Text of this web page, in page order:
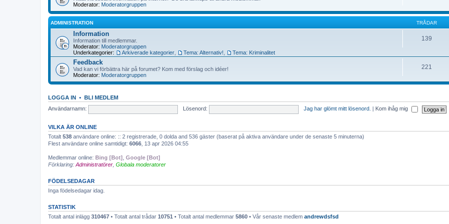
Moderator: Moderatorgruppen
ADMINISTRATION TRÅDAR
Information
Information till medlemmar.
Moderator: Moderatorgruppen
Underkategorier:
Arkiverade kategorier Tema: Alternativ! Tema: Kriminalitet
139
Feedback
Vad kan vi förbättra här på forumet? Kom med förslag och idéer!
Moderator: Moderatorgruppen
221
LOGGA IN • BLI MEDLEM
Användarnamn:
Lösenord: Jag har glömt mitt lösenord. Kom ihåg mig
VILKA ÄR ONLINE
Totalt 538 användare online: :: 2 registrerade, 0 dolda and 536 gäster (baserat på aktiva användare under de senaste 5 minuterna)
Flest användare online samtidigt: 6066 , 13 apr 2026 04:55
Medlemmar online: Bing [Bot] Google [Bot]
Förklaring: Administratörer Globala moderatorer
FÖDELSEDAGAR
Inga födelsedagar idag.
STATISTIK
Totalt antal inlägg 310467 • Totalt antal trådar 10751 • Totalt antal medlemmar 5860 • Vår senaste medlem andrewdsfsd